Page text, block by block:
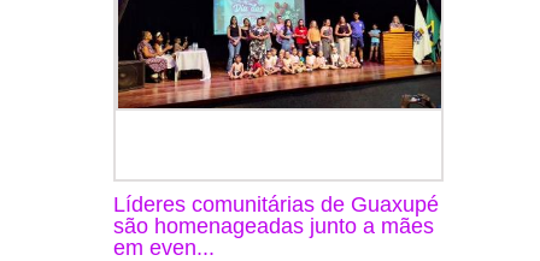
Líderes comunitárias de Guaxupé
são homenageadas junto a mães
em even...